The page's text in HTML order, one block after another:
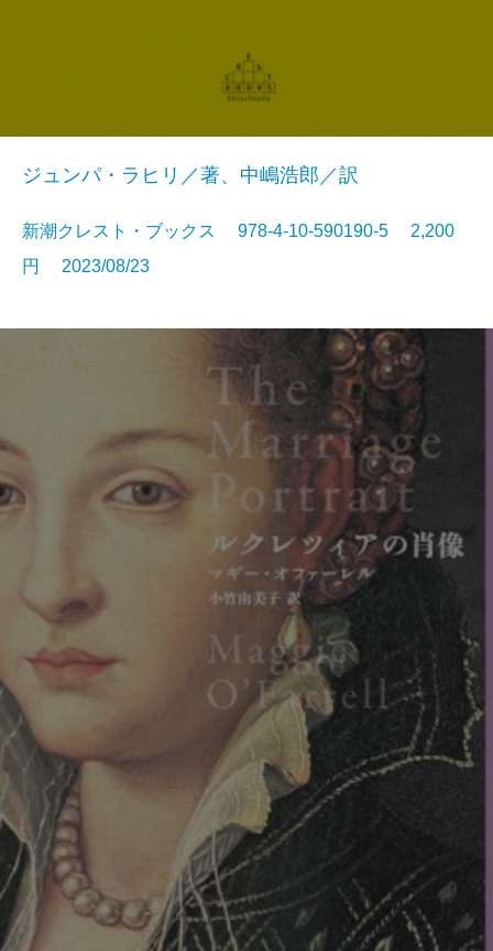
ジュンパ・ラヒリ／著、中嶋浩郎／訳
新潮クレスト・ブックス 978-4-10-590190-5 2,200
円 2023/08/23